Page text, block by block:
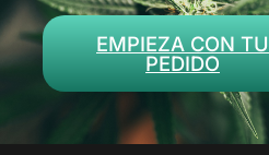
EMPIEZA CON TU
PEDIDO